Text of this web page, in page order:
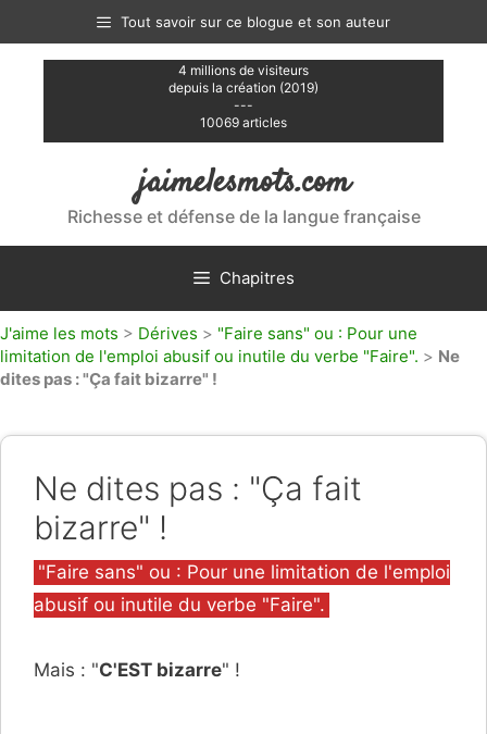
contenu
Tout savoir sur ce blogue et son auteur
4 millions de visiteurs
depuis la création (2019)
---
10069 articles
jaimelesmots.com
Richesse et défense de la langue française
Chapitres
J'aime les mots > Dérives > "Faire sans" ou : Pour une
limitation de l'emploi abusif ou inutile du verbe "Faire". > Ne
dites pas : "Ça fait bizarre" !
Ne dites pas : "Ça fait
bizarre" !
Catégories
"Faire sans" ou : Pour une limitation de l'emploi
abusif ou inutile du verbe "Faire".
Mais : "C'EST bizarre" !